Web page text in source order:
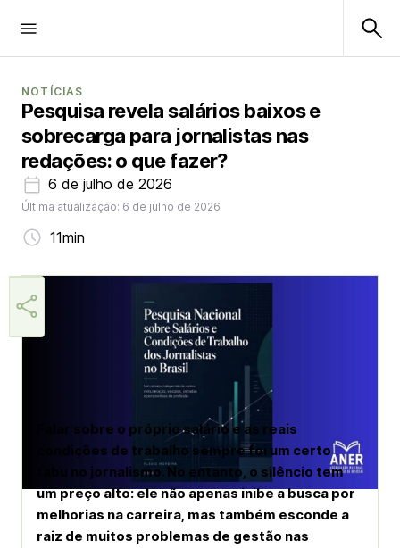
NOTÍCIAS
Pesquisa revela salários baixos e
sobrecarga para jornalistas nas
redações: o que fazer?
6 de julho de 2026
Última atualização: 6 de julho de 2026
11min
Márcia Miranda
Falar sobre o próprio salário e as reais
condições de trabalho sempre foi um certo
tabu no jornalismo. No entanto, o silêncio tem
um preço alto: ele não apenas inibe a busca por
melhorias na carreira, mas também esconde a
raiz de muitos problemas de gestão nas